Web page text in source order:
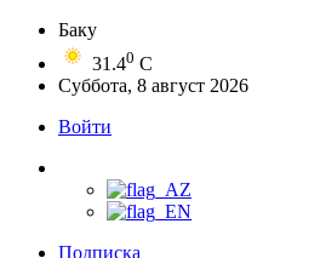
Баку
31.40 C
Суббота, 8 август 2026
Войти
Подписка